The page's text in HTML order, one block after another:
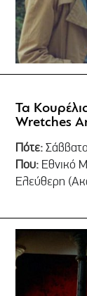
Τα
Wretches
Πότε:
Που: Εθνικό
Ελεύθερη